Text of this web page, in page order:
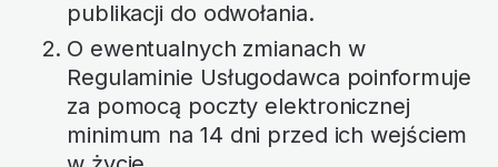
publikacji do odwołania.
O ewentualnych zmianach w
Regulaminie Usługodawca poinformuje
za pomocą poczty elektronicznej
minimum na 14 dni przed ich wejściem